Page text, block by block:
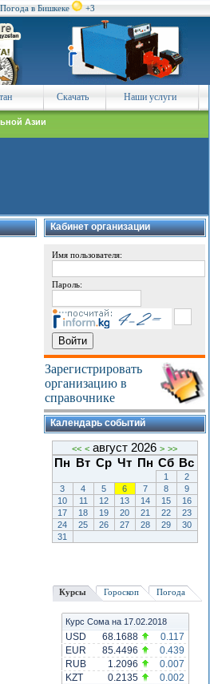
Погода в Бишкеке +3
Скачать Наши услуги
Азии
Кабинет организации
Имя пользователя:
Пароль:
Зарегистрировать
организацию в
справочнике
Календарь событий
<< < август 2026 > >>
Пн Вт Ср Чт Пн Сб Вс
1
2
3
4 5 6 7 8
9
10
11 12 13 14 15
16
17
18 19 20 21 22
23
24
25 26 27 28 29
30
31
Курсы Гороскоп Погода
Курс Сома на 17.02.2018
USD 68.1688
0.117
EUR
85.4496
0.439
RUB
1.2096
0.007
KZT
0.2135 0.002